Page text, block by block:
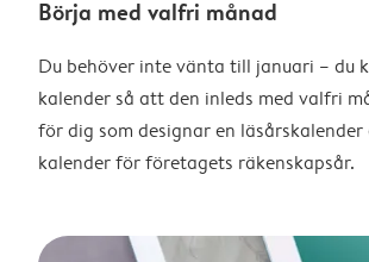
Börja med valfri månad
Du behöver inte vänta till januari – du
kalender så att den inleds med valfri
för dig som designar en läsårskalender
kalender för företagets räkenskapsår.